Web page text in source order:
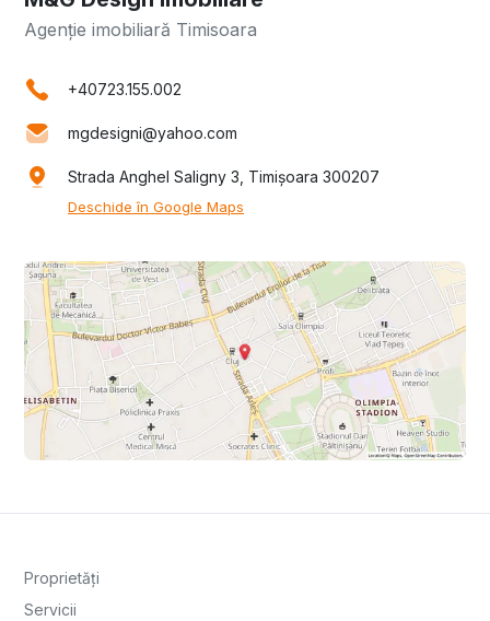
Agenție imobiliară Timisoara
+40723.155.002
mgdesigni@yahoo.com
Strada Anghel Saligny 3, Timișoara 300207
Deschide în Google Maps
Proprietăți
Servicii